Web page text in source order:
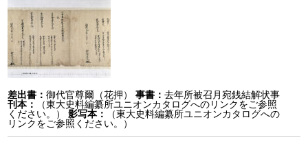
差出書：御代官尊爾（花押） 事書：去年所被召月宛銭結解状事
刊本：
（東大史料編纂所ユニオンカタログへのリンクをご参照
ください。）
影写本：
（東大史料編纂所ユニオンカタログへの
リンクをご参照ください。）